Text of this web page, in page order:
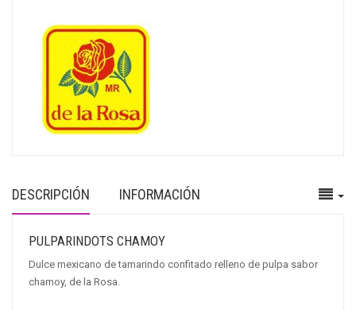
DESCRIPCIÓN INFORMACIÓN
PULPARINDOTS CHAMOY
Dulce mexicano de tamarindo confitado relleno de pulpa sabor
chamoy, de la Rosa.